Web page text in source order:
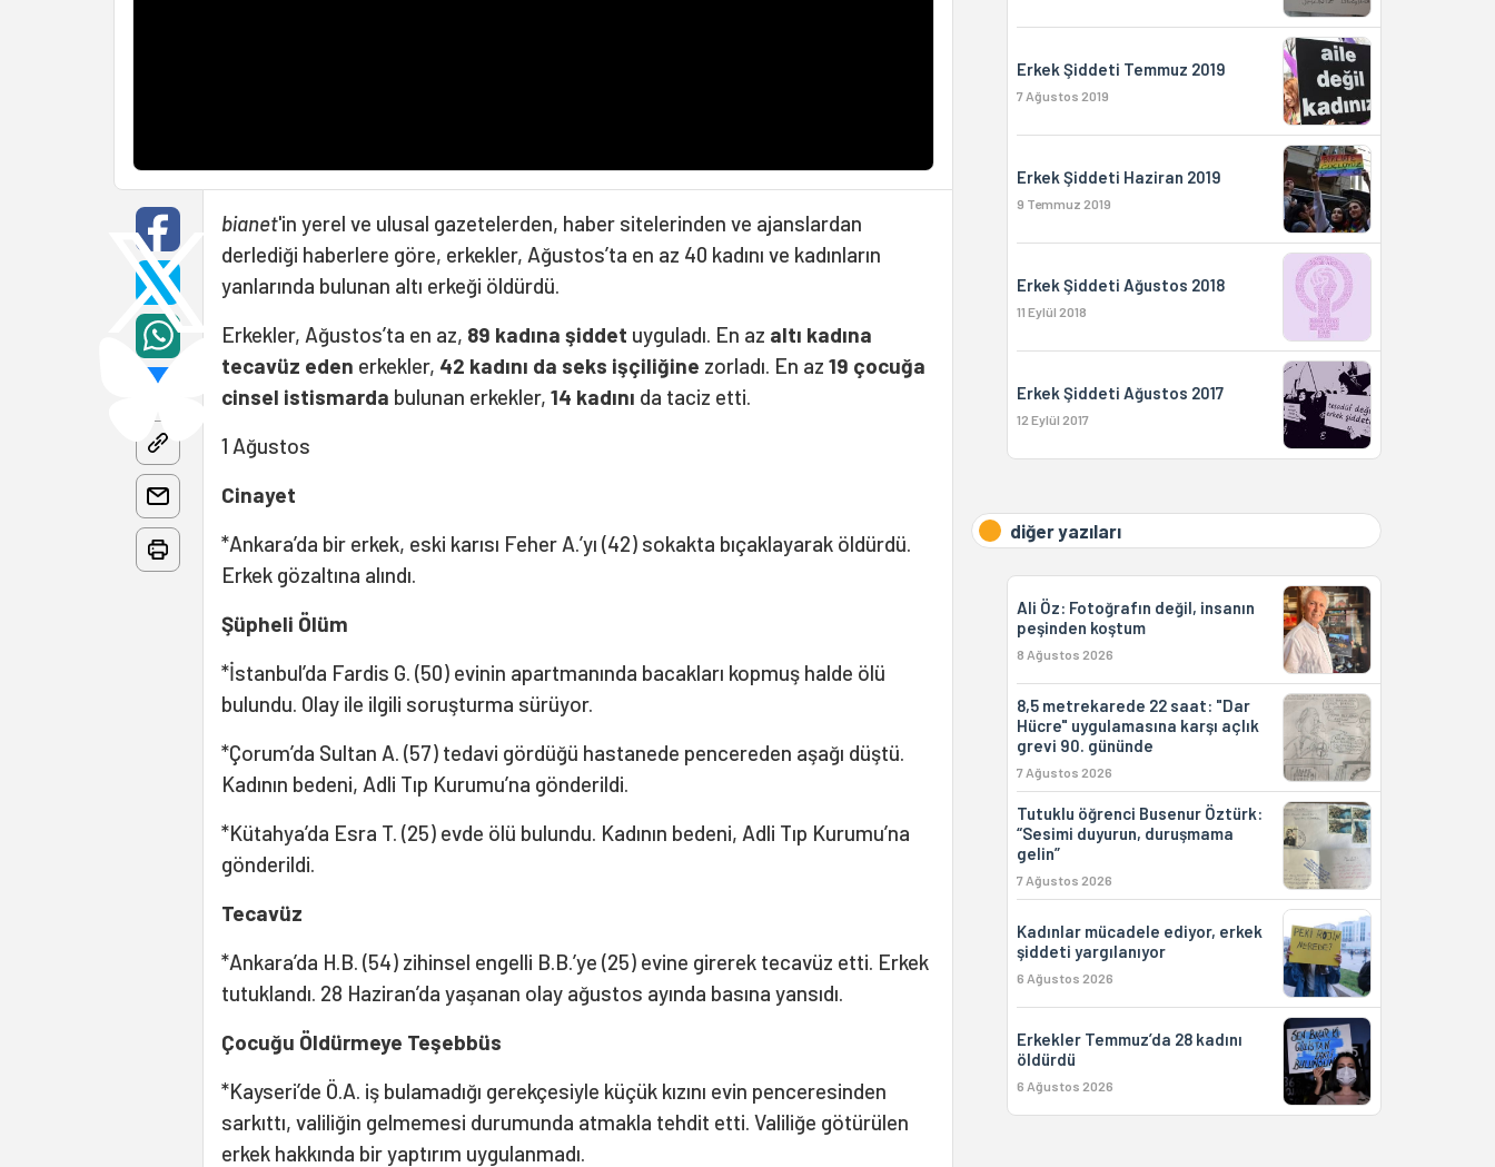
bianet'in yerel ve ulusal gazetelerden, haber sitelerinden ve ajanslardan
derlediği haberlere göre, erkekler, Ağustos’ta en az 40 kadını ve kadınların
yanlarında bulunan altı erkeği öldürdü.
Erkekler, Ağustos’ta en az, 89 kadına şiddet uyguladı. En az altı kadına
tecavüz eden erkekler, 42 kadını da seks işçiliğine zorladı. En az 19 çocuğa
cinsel istismarda bulunan erkekler, 14 kadını da taciz etti.
1 Ağustos
Cinayet
*Ankara’da bir erkek, eski karısı Feher A.’yı (42) sokakta bıçaklayarak öldürdü.
Erkek gözaltına alındı.
Şüpheli Ölüm
*İstanbul’da Fardis G. (50) evinin apartmanında bacakları kopmuş halde ölü
bulundu. Olay ile ilgili soruşturma sürüyor.
*Çorum’da Sultan A. (57) tedavi gördüğü hastanede pencereden aşağı düştü.
Kadının bedeni, Adli Tıp Kurumu’na gönderildi.
*Kütahya’da Esra T. (25) evde ölü bulundu. Kadının bedeni, Adli Tıp Kurumu’na
gönderildi.
Tecavüz
*Ankara’da H.B. (54) zihinsel engelli B.B.’ye (25) evine girerek tecavüz etti. Erkek
tutuklandı. 28 Haziran’da yaşanan olay ağustos ayında basına yansıdı.
Çocuğu Öldürmeye Teşebbüs
*Kayseri’de Ö.A. iş bulamadığı gerekçesiyle küçük kızını evin penceresinden
sarkıttı, valiliğin gelmemesi durumunda atmakla tehdit etti. Valiliğe götürülen
erkek hakkında bir yaptırım uygulanmadı.
Erkek Şiddeti Temmuz 2019
7 Ağustos 2019
Erkek Şiddeti Haziran 2019
9 Temmuz 2019
Erkek Şiddeti Ağustos 2018
11 Eylül 2018
Erkek Şiddeti Ağustos 2017
12 Eylül 2017
diğer yazıları
Ali Öz: Fotoğrafın değil, insanın
peşinden koştum
8 Ağustos 2026
8,5 metrekarede 22 saat: "Dar
Hücre" uygulamasına karşı açlık
grevi 90. gününde
7 Ağustos 2026
Tutuklu öğrenci Busenur Öztürk:
“Sesimi duyurun, duruşmama
gelin”
7 Ağustos 2026
Kadınlar mücadele ediyor, erkek
şiddeti yargılanıyor
6 Ağustos 2026
Erkekler Temmuz’da 28 kadını
öldürdü
6 Ağustos 2026